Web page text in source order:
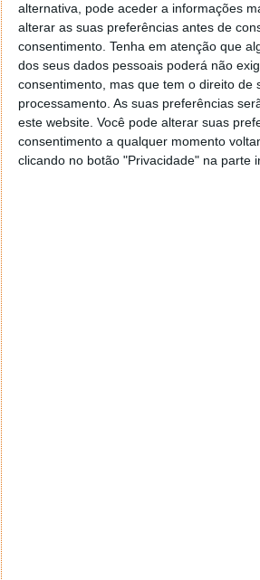
alternativa, pode aceder a informações
alterar as suas preferências antes de
consentimento. Tenha em atenção que
dos seus dados pessoais poderá não
consentimento, mas que tem o direito de
processamento. As suas preferências
este website. Você pode alterar suas
consentimento a qualquer momento
clicando no botão "Privacidade" na parte
Acabamos de assistir à terceira
da fabricante finlandesa no
Barcelona, agora na MWC19. Sob a
finlandesaHMD Global, a empresa
agora o seu promissor topo de
Nokia 9 PureView com a
Google.